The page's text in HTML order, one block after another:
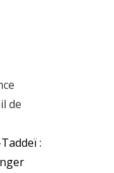
de
: